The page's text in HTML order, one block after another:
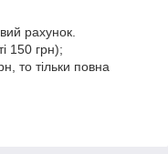
рахунок.
150 грн);
то тільки повна